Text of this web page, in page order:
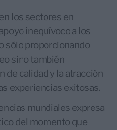
los sectores en
inequívoco a los
sólo proporcionando
sino también
de calidad y la atracción
experiencias exitosas.
mundiales expresa
del momento que